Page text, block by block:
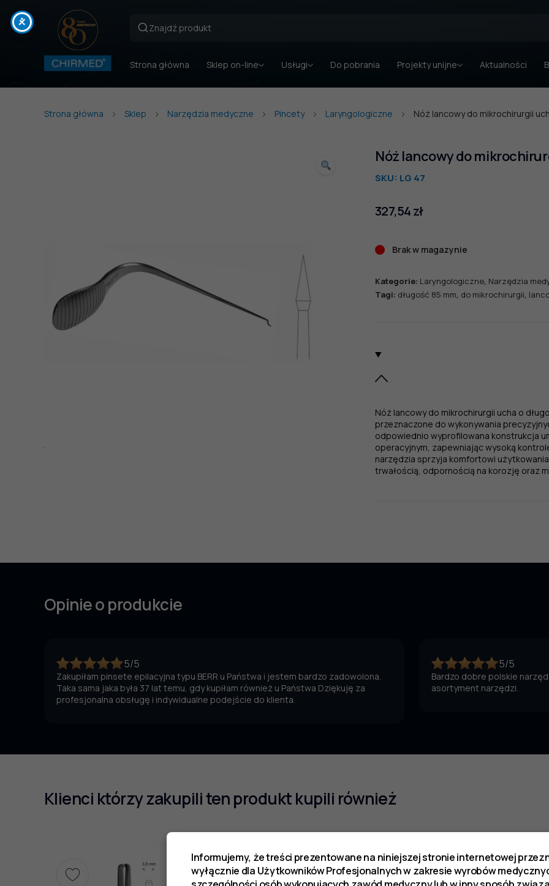
Strona główna Sklep on-line Usługi Do pobrania Projekty unijne Aktualności
Strona główna Sklep Narzędzia medyczne Pincety Laryngologiczne Nóż lancowy do mikrochirurgii
Nóż lancowy do
SKU: LG 47
327,54zł
Brak w magazynie
Kategorie: Laryngologiczne, Narzędzia
Tagi: długość 85 mm, do mikrochirurgii,
Nóż lancowy do mikrochirurgii ucha o
przeznaczone do wykonywania
odpowiednio wyprofilowana konstrukcja
operacyjnym, zapewniając wysoką
narzędzia sprzyja komfortowi
trwałością, odpornością na korozję oraz
Opinie o produkcie
5/5
Zakupiłam pinsete epilacyjna typu BERR u Państwa i jestem bardzo zadowolona.
Taka sama jaka była 37 lat temu, gdy kupiłam również u Państwa Dziękuję za
profesjonalna obsługę i indywidualne podejście do klienta.
5/5
Bardzo dobre polskie
asortyment narzędzi.
Klienci którzy zakupili ten produkt kupili również
Informujemy, że treści prezentowane na niniejszej stronie internetowej
wyłącznie dla Użytkowników Profesjonalnych w zakresie wyrobów